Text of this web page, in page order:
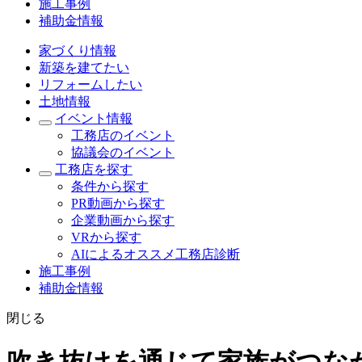
施工事例
補助金情報
家づくり情報
新築を建てたい
リフォームしたい
土地情報
イベント情報
工務店のイベント
協議会のイベント
工務店を探す
条件から探す
PR動画から探す
企業動画から探す
VRから探す
AIによるオススメ工務店診断
施工事例
補助金情報
閉じる